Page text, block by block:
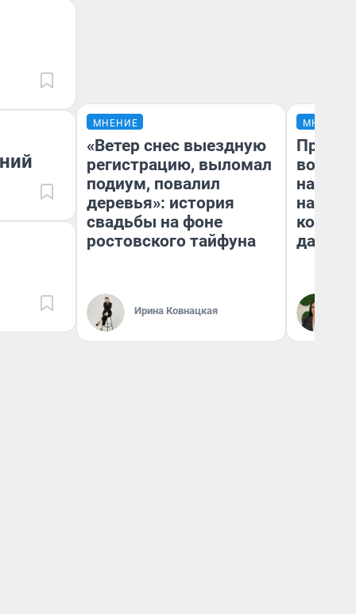
МНЕНИЕ
«Ветер снес выездную
регистрацию, выломал
подиум, повалил
деревья»: история
свадьбы на фоне
ростовского тайфуна
Ирина Ковнацкая
МНЕНИЕ
нам
даже